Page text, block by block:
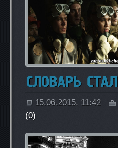
15.06.2015, 11:42
(0)